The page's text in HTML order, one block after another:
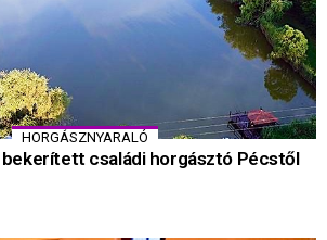
HORGÁSZNYARALÓ
családi horgásztó Pécstől